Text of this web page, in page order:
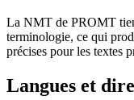
La NMT de PROMT
terminologie, ce qui
précises pour les textes
Langues et